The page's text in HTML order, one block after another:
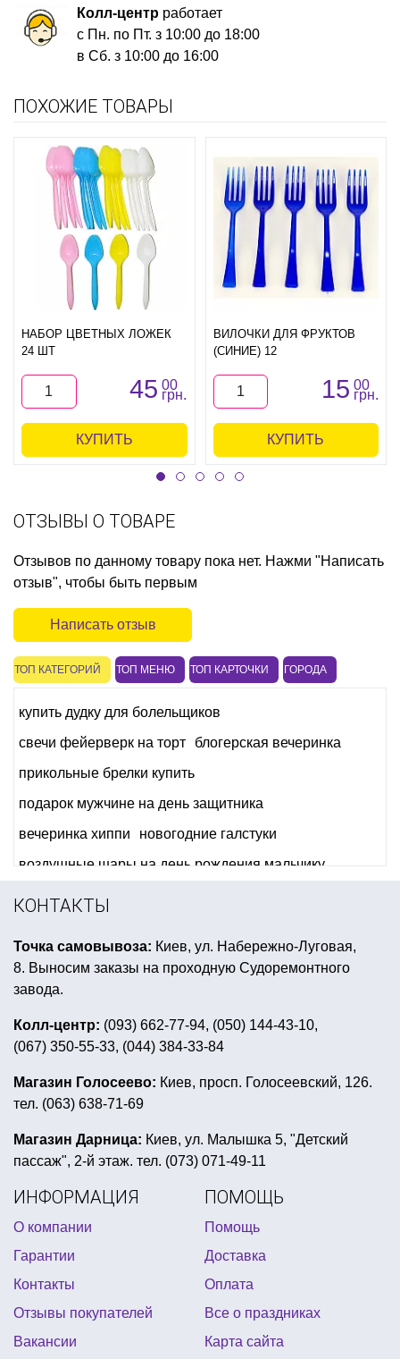
Колл-центр работает
с Пн. по Пт. з 10:00 до 18:00
в Сб. з 10:00 до 16:00
ПОХОЖИЕ ТОВАРЫ
НАБОР ЦВЕТНЫХ ЛОЖЕК
24 ШТ
45 00
грн.
КУПИТЬ
ВИЛОЧКИ ДЛЯ ФРУКТОВ
(СИНИЕ) 12
15 00
грн.
КУПИТЬ
ОТЗЫВЫ О ТОВАРЕ
Отзывов по данному товару пока нет. Нажми "Написать
отзыв", чтобы быть первым
Написать отзыв
ТОП КАТЕГОРИЙ ТОП МЕНЮ ТОП КАРТОЧКИ ГОРОДА
купить дудку для болельщиков
свечи фейерверк на торт
блогерская вечеринка
прикольные брелки купить
подарок мужчине на день защитника
вечеринка хиппи
новогодние галстуки
воздушные шары на день рождения мальчику
шары фольгированные звезды
карнавальный костюм женский
купить пригласительные открытки
свечи на день валентина
купить поздравительные открытки
трендовые воздушные шары
вечеринка в мексиканском стиле
скатерть на хэллоуин купить
корона карнавальная цена
змея на хэллоуин
продажа бенгальских огней
купить костюм хеллоуина
день рождения в стиле миньонов
открытка 8 марта купить
букет из фольгированных шаров
КОНТАКТЫ
Точка самовывоза: Киев, ул. Набережно-Луговая,
8. Выносим заказы на проходную Судоремонтного
завода.
Колл-центр: (093) 662-77-94, (050) 144-43-10,
(067) 350-55-33, (044) 384-33-84
Магазин Голосеево: Киев, просп. Голосеевский, 126.
тел. (063) 638-71-69
Магазин Дарница: Киев, ул. Малышка 5, "Детский
пассаж", 2-й этаж. тел. (073) 071-49-11
ИНФОРМАЦИЯ
О компании
Гарантии
Контакты
Отзывы покупателей
Вакансии
ПОМОЩЬ
Помощь
Доставка
Оплата
Все о праздниках
Карта сайта